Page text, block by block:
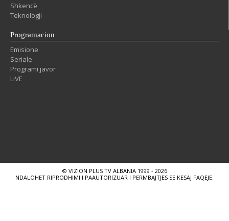
Shkencë
Teknologji
Programacion
Emisione
Seriale
Programi javor
LIVE
© VIZION PLUS TV ALBANIA 1999 - 2026
NDALOHET RIPRODHIMI I PAAUTORIZUAR I PERMBAJTJES SE KESAJ FAQEJE.